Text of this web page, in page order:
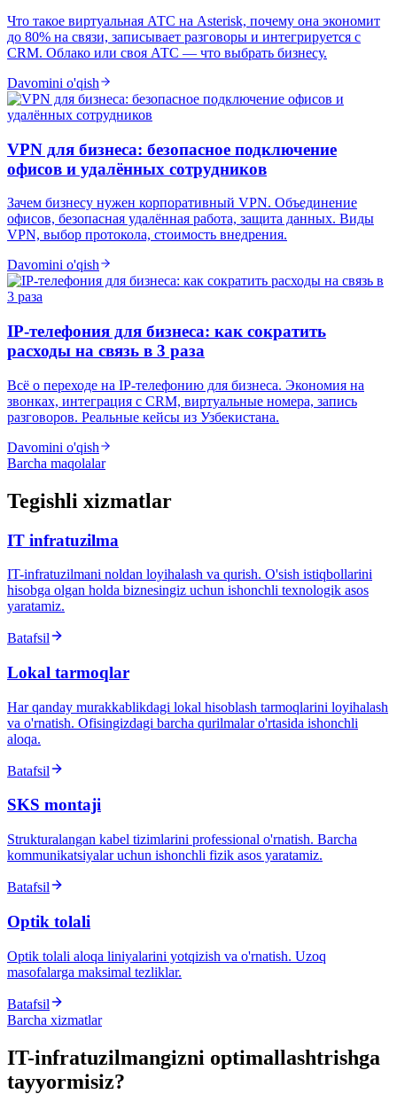
Что такое виртуальная АТС на Asterisk, почему она экономит
до 80% на связи, записывает разговоры и интегрируется с
CRM. Облако или своя АТС — что выбрать бизнесу.
Davomini o'qish
VPN для бизнеса: безопасное подключение
офисов и удалённых сотрудников
Зачем бизнесу нужен корпоративный VPN. Объединение
офисов, безопасная удалённая работа, защита данных. Виды
VPN, выбор протокола, стоимость внедрения.
Davomini o'qish
IP-телефония для бизнеса: как сократить
расходы на связь в 3 раза
Всё о переходе на IP-телефонию для бизнеса. Экономия на
звонках, интеграция с CRM, виртуальные номера, запись
разговоров. Реальные кейсы из Узбекистана.
Davomini o'qish
Barcha maqolalar
Tegishli xizmatlar
IT infratuzilma
IT-infratuzilmani noldan loyihalash va qurish. O'sish istiqbollarini
hisobga olgan holda biznesingiz uchun ishonchli texnologik asos
yaratamiz.
Batafsil
Lokal tarmoqlar
Har qanday murakkablikdagi lokal hisoblash tarmoqlarini loyihalash
va o'rnatish. Ofisingizdagi barcha qurilmalar o'rtasida ishonchli
aloqa.
Batafsil
SKS montaji
Strukturalangan kabel tizimlarini professional o'rnatish. Barcha
kommunikatsiyalar uchun ishonchli fizik asos yaratamiz.
Batafsil
Optik tolali
Optik tolali aloqa liniyalarini yotqizish va o'rnatish. Uzoq
masofalarga maksimal tezliklar.
Batafsil
Barcha xizmatlar
IT-infratuzilmangizni optimallashtrishga
tayyormisiz?